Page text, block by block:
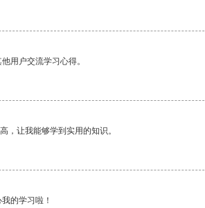
用户交流学习心得。
，让我能够学到实用的知识。
的学习啦！